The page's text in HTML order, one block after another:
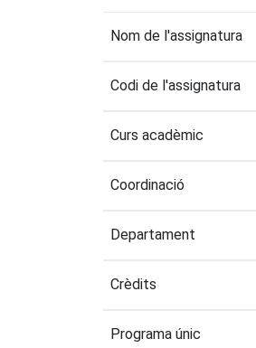
Nom de l'assignatura
Codi de l'assignatura
Curs acadèmic
Coordinació
Departament
Crèdits
Programa únic